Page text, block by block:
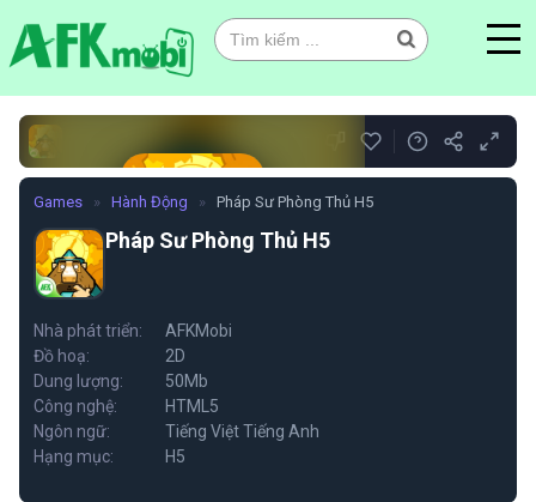
Chơi ngay
Games » Hành Động » Pháp Sư Phòng Thủ H5
Pháp Sư Phòng Thủ H5
Nhà phát triển:
AFKMobi
Đồ hoạ:
2D
Dung lượng:
50Mb
Công nghệ:
HTML5
Ngôn ngữ:
Tiếng Việt Tiếng Anh
Hạng mục:
H5